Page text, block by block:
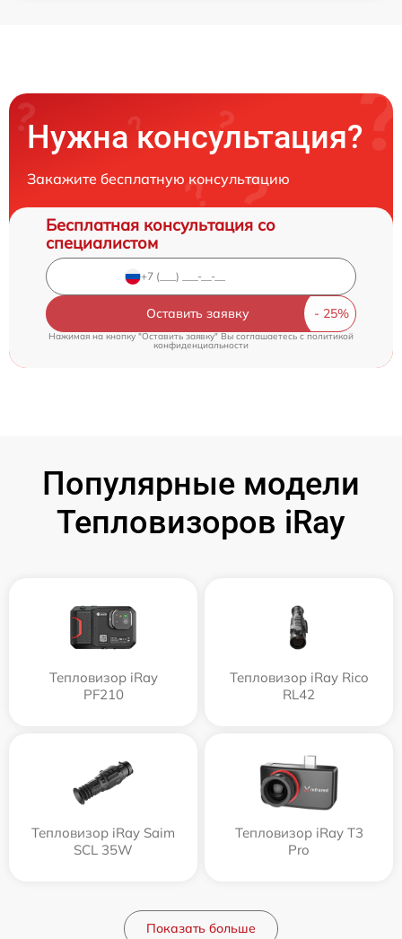
Нужна консультация?
Закажите бесплатную консультацию
Бесплатная консультация со
специалистом
Оставить заявку
Нажимая на кнопку "Оставить заявку" Вы соглашаетесь cполитикой
конфиденциальности
Популярные модели
Тепловизоров iRay
Тепловизор iRay
PF210
Тепловизор iRay Rico
RL42
Тепловизор iRay Saim
SCL 35W
Тепловизор iRay T3
Pro
Показать больше